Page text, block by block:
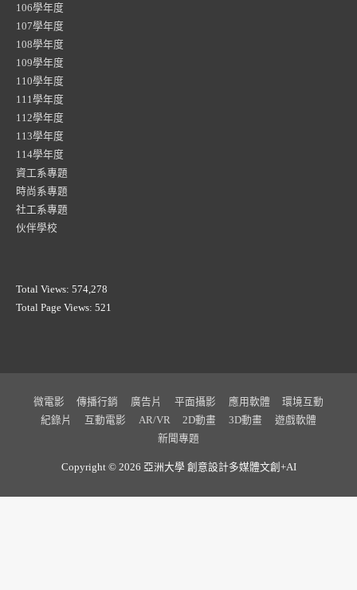
106學年度
107學年度
108學年度
109學年度
110學年度
111學年度
112學年度
113學年度
114學年度
資工系專題
時尚系專題
社工系專題
伙伴學校
Total Views: 574,278
Total Page Views: 521
微電影 傳播行銷 廣告片 平面攝影 應用軟體
環境互動
紀錄片
互動電影 AR/VR 2D動畫 3D動畫
遊戲軟體
新聞專題
Copyright © 2026 亞洲大學 創意設計多媒體文創+AI